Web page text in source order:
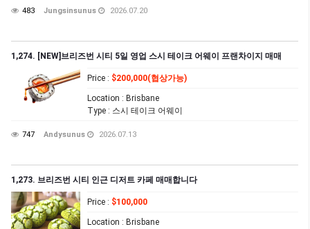
483 Jungsinsunus 2026.07.20
1,274. [NEW]브리즈번 시티 5일 영업 스시 테이크 어웨이 프랜차이지 매매
Price : $200,000(협상가능)
Location : Brisbane
Type : 스시 테이크 어웨이
747 Andysunus 2026.07.13
1,273. 브리즈번 시티 인근 디저트 카페 매매합니다
Price : $100,000
Location : Brisbane